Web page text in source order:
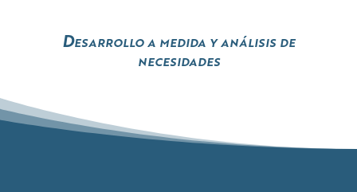
Desarrollo a medida y análisis de
necesidades